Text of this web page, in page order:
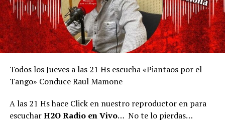
Todos los Jueves a las 21 Hs escucha «Piantaos por el
Tango» Conduce Raul Mamone
A las 21 Hs hace Click en nuestro reproductor en para
escucharH2O Radio en Vivo… No te lo pierdas…